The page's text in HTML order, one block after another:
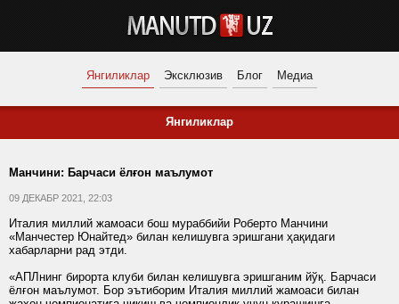
Янгиликлар Эксклюзив Блог Медиа
Янгиликлар
Манчини: Барчаси ёлғон маълумот
09 ДЕКАБР 2021, 22:03
Италия миллий жамоаси бош мураббийи Роберто Манчини
«Манчестер Юнайтед» билан келишувга эришгани ҳақидаги
хабарларни рад этди.
«АПЛнинг бирорта клуби билан келишувга эришганим йўқ. Барчаси
ёлғон маълумот. Бор эътиборим Италия миллий жамоаси билан